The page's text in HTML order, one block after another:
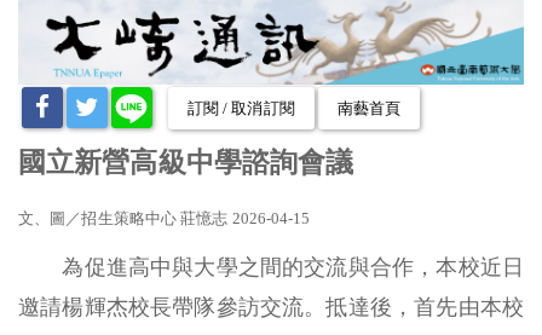
訂閱 / 取消訂閱 南藝首頁
國立新營高級中學諮詢會議
文、圖 ／招生策略中心 莊憶志 2026-04-15
為促進高中與大學之間的交流與合作，本校近日
邀請楊輝杰校長帶隊參訪交流。抵達後，首先由本校